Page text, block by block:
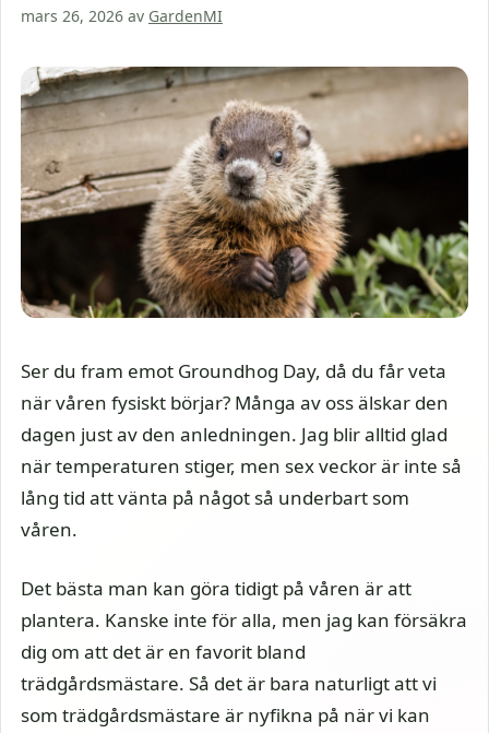
mars 26, 2026 av GardenMI
Ser du fram emot Groundhog Day, då du får veta
när våren fysiskt börjar? Många av oss älskar den
dagen just av den anledningen. Jag blir alltid glad
när temperaturen stiger, men sex veckor är inte så
lång tid att vänta på något så underbart som
våren.
Det bästa man kan göra tidigt på våren är att
plantera. Kanske inte för alla, men jag kan försäkra
dig om att det är en favorit bland
trädgårdsmästare. Så det är bara naturligt att vi
som trädgårdsmästare är nyfikna på när vi kan